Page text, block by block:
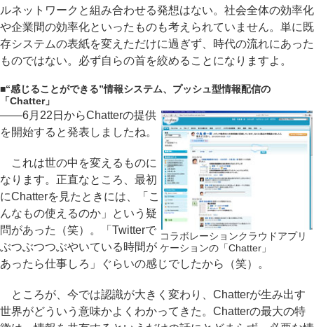
ルネットワークと組み合わせる発想はない。社会全体の効率化
や企業間の効率化といったものも考えられていません。単に既
存システムの表紙を変えただけに過ぎず、時代の流れにあった
ものではない。必ず自らの首を絞めることになりますよ。
■“感じることができる”情報システム、プッシュ型情報配信の
「Chatter」
コラボレーションクラウドアプリ
ケーションの「Chatter」
――6月22日からChatterの提供
を開始すると発表しましたね。
これは世の中を変えるものに
なります。正直なところ、最初
にChatterを見たときには、「こ
んなもの使えるのか」という疑
問があった（笑）。「Twitterで
ぶつぶつつぶやいている時間が
あったら仕事しろ」ぐらいの感じでしたから（笑）。
ところが、今では認識が大きく変わり、Chatterが生み出す
世界がどういう意味かよくわかってきた。Chatterの最大の特